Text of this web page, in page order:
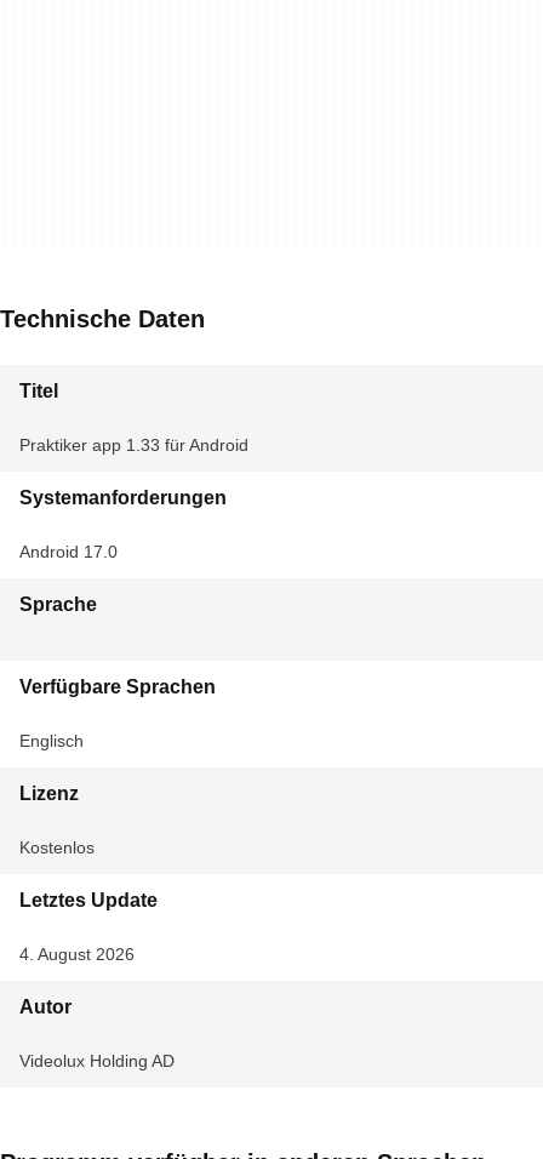
Technische Daten
Titel
Praktiker app 1.33 für Android
Systemanforderungen
Android 17.0
Sprache
Verfügbare Sprachen
Englisch
Lizenz
Kostenlos
Letztes Update
4. August 2026
Autor
Videolux Holding AD